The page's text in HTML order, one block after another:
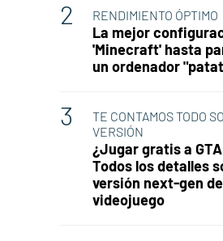
RENDIMIENTO ÓPTIMO
La mejor
'Minecraft' hasta
un ordenador
TE CONTAMOS TODO
VERSIÓN
¿Jugar gratis a
Todos los detalles
versión next-gen
videojuego